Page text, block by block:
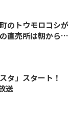
のトウモロコシが
直売所は朝から長
タ」スタート！
送